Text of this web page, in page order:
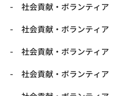
社会貢献・ボランティア
社会貢献・ボランティア
社会貢献・ボランティア
社会貢献・ボランティア